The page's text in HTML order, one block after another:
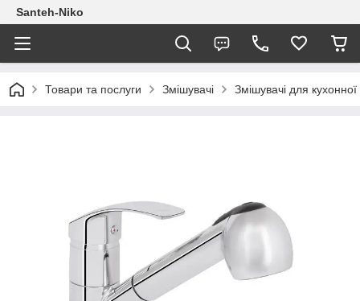
Santeh-Niko
Товари та послуги Змішувачі Змішувачі для